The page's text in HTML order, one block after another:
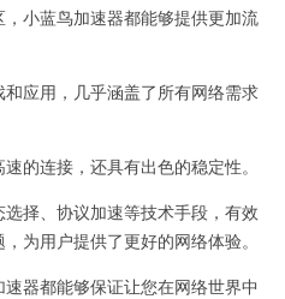
小蓝鸟加速器都能够提供更加流
应用，几乎涵盖了所有网络需求
连接，还具有出色的稳定性。
择、协议加速等技术手段，有效
为用户提供了更好的网络体验。
器都能够保证让您在网络世界中